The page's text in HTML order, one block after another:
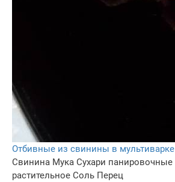
Отбивные из свинины в мультиварке
Свинина Мука Сухари панировочные
растительное Соль Перец